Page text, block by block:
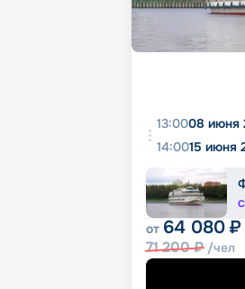
13:0008 июня
14:0015 июня
от 64 080 ₽
71 200₽ /чел